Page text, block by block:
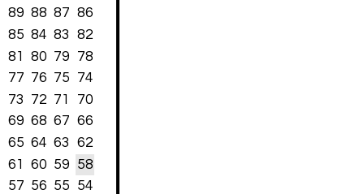
89 88 87 86
85 84 83
82
81
80 79
78
77 76 75
74
73
72 71
70
69 68 67 66
65 64 63
62
61
60 59
58
57 56 55
54